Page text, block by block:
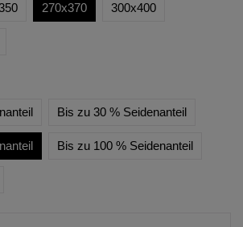
270x370 300x400
Bis zu 30 % Seidenanteil
Bis zu 100 % Seidenanteil